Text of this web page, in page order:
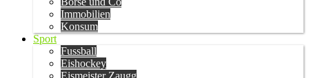
Immobilien
Konsum
Sport
Fussball
Eishockey
Eismeister Zaugg